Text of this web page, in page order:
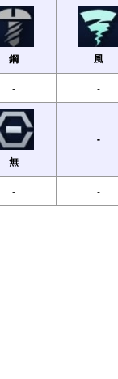
鋼 風
- -
無
-
- -